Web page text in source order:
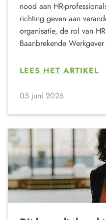
nood aan HR-
richting geven aan
organisatie, de rol van
Baanbrekende
LEES HET ARTIKEL
05 juni 2026